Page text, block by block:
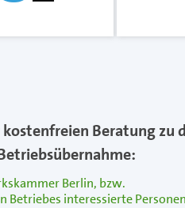
Beratung zu
Berlin, bzw.
Betriebes interessierte